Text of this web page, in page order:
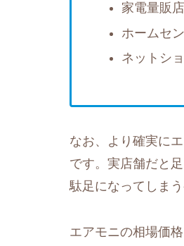
家電量販店
ホームセ
ネットシ
なお、より確実に
です。実店舗だと
駄足になってしま
エアモニの相場価